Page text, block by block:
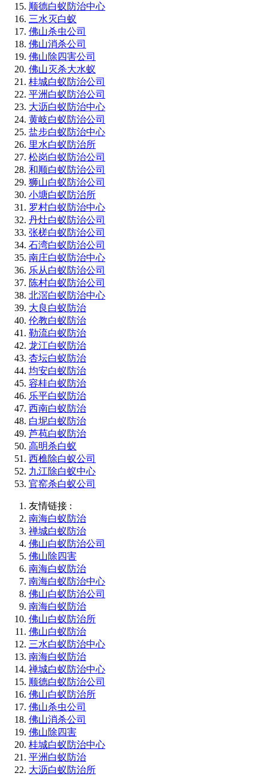
顺德白蚁防治中心
三水灭白蚁
佛山杀虫公司
佛山消杀公司
佛山除四害公司
佛山灭杀大水蚁
桂城白蚁防治公司
平洲白蚁防治公司
大沥白蚁防治中心
黄岐白蚁防治公司
盐步白蚁防治中心
里水白蚁防治所
松岗白蚁防治公司
和顺白蚁防治公司
狮山白蚁防治公司
小塘白蚁防治所
罗村白蚁防治中心
丹灶白蚁防治公司
张槎白蚁防治公司
石湾白蚁防治公司
南庄白蚁防治中心
乐从白蚁防治公司
陈村白蚁防治公司
北滘白蚁防治中心
大良白蚁防治
伦教白蚁防治
勒流白蚁防治
龙江白蚁防治
杏坛白蚁防治
均安白蚁防治
容桂白蚁防治
乐平白蚁防治
西南白蚁防治
白坭白蚁防治
芦苞白蚁防治
高明杀白蚁
西樵除白蚁公司
九江除白蚁中心
官窑杀白蚁公司
友情链接 :
南海白蚁防治
禅城白蚁防治
佛山白蚁防治公司
佛山除四害
南海白蚁防治
南海白蚁防治中心
佛山白蚁防治公司
南海白蚁防治
佛山白蚁防治所
佛山白蚁防治
三水白蚁防治中心
南海白蚁防治
禅城白蚁防治中心
顺德白蚁防治公司
佛山白蚁防治所
佛山杀虫公司
佛山消杀公司
佛山除四害
桂城白蚁防治中心
平洲白蚁防治
大沥白蚁防治所